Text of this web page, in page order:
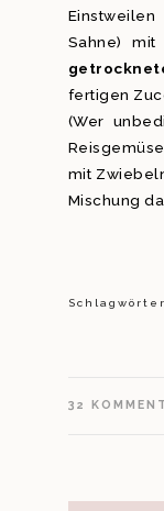
Einstweilen
Sahne) mit
fertigen
(Wer
mit
Mischung
32